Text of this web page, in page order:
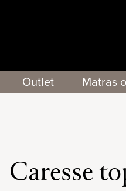
Outlet Matras
Caresse